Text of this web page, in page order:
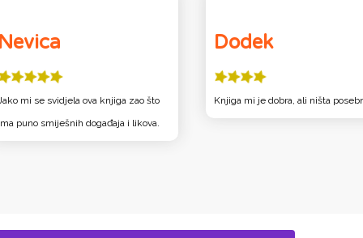
mi se svidjela ova knjiga zao što
puno smiješnih događaja i likova.
Dodek
Knjiga mi je dobra, ali ništa